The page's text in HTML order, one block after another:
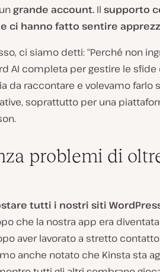
grande account. Il supporto
ci hanno fatto sentire
ci siamo detti: “Perché non
AI completa per gestire le sfide
da raccontare e volevamo farlo
soprattutto per una
problemi di
tutti i nostri siti
che la nostra app era diventata
aver lavorato a stretto
anche notato che Kinsta sta